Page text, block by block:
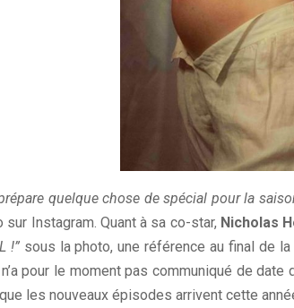
quelque chose de spécial pour la
sur Instagram. Quant à sa co-star, Nicholas
!”sous la photo, une référence au final de
n’a pour le moment pas communiqué de
les nouveaux épisodes arrivent cette